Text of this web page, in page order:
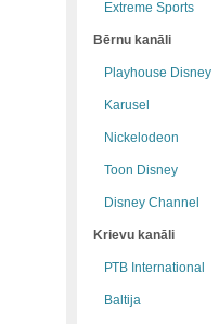
Extreme Sports
Bērnu kanāli
Playhouse Disney
Karusel
Nickelodeon
Toon Disney
Disney Channel
Krievu kanāli
РТB International
Baltija